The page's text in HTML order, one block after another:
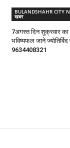
BULANDSHAHR CITY
खबर
7अगस्त दिन शुक्रवार का
भविष्यफल जाने
9634408321